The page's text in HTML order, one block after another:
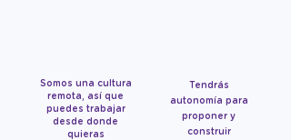
Somos una cultura
remota, así que
puedes trabajar
desde donde
quieras
Tendrás
autonomía para
proponer y
construir